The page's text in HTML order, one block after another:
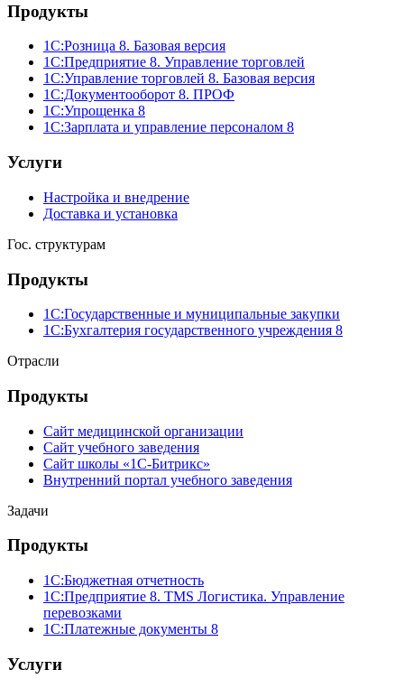
Продукты
1С:Розница 8. Базовая версия
1С:Предприятие 8. Управление торговлей
1С:Управление торговлей 8. Базовая версия
1С:Документооборот 8. ПРОФ
1С:Упрощенка 8
1С:Зарплата и управление персоналом 8
Услуги
Настройка и внедрение
Доставка и установка
Гос. структурам
Продукты
1С:Государственные и муниципальные закупки
1С:Бухгалтерия государственного учреждения 8
Отрасли
Продукты
Сайт медицинской организации
Сайт учебного заведения
Сайт школы «1С-Битрикс»
Внутренний портал учебного заведения
Задачи
Продукты
1С:Бюджетная отчетность
1С:Предприятие 8. TMS Логистика. Управление
перевозками
1С:Платежные документы 8
Услуги